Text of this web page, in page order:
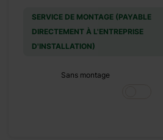
SERVICE DE MONTAGE (PAYABLE
DIRECTEMENT À L'ENTREPRISE
D'INSTALLATION)
Sans montage